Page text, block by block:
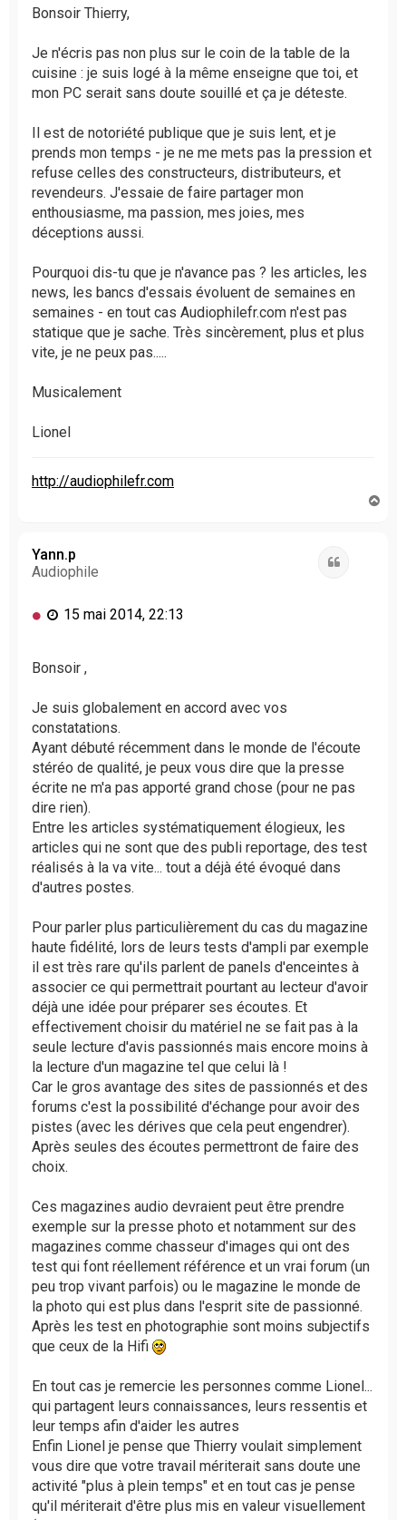
s
e
n
o
l
u
Bonsoir Thierry,
Je n'écris pas non plus sur le coin de la table de la
cuisine : je suis logé à la même enseigne que toi, et
mon PC serait sans doute souillé et ça je déteste.
Il est de notoriété publique que je suis lent, et je
prends mon temps - je ne me mets pas la pression et
refuse celles des constructeurs, distributeurs, et
revendeurs. J'essaie de faire partager mon
enthousiasme, ma passion, mes joies, mes
déceptions aussi.
Pourquoi dis-tu que je n'avance pas ? les articles, les
news, les bancs d'essais évoluent de semaines en
semaines - en tout cas Audiophilefr.com n'est pas
statique que je sache. Très sincèrement, plus et plus
vite, je ne peux pas.....
Musicalement
Lionel
http://audiophilefr.com
Yann.p
Audiophile
M
s
e
n
o
n
l
u
15 mai 2014, 22:13
Bonsoir ,
Je suis globalement en accord avec vos
constatations.
Ayant débuté récemment dans le monde de l'écoute
stéréo de qualité, je peux vous dire que la presse
écrite ne m'a pas apporté grand chose (pour ne pas
dire rien).
Entre les articles systématiquement élogieux, les
articles qui ne sont que des publi reportage, des test
réalisés à la va vite... tout a déjà été évoqué dans
d'autres postes.
Pour parler plus particulièrement du cas du magazine
haute fidélité, lors de leurs tests d'ampli par exemple
il est très rare qu'ils parlent de panels d'enceintes à
associer ce qui permettrait pourtant au lecteur d'avoir
déjà une idée pour préparer ses écoutes. Et
effectivement choisir du matériel ne se fait pas à la
seule lecture d'avis passionnés mais encore moins à
la lecture d'un magazine tel que celui là !
Car le gros avantage des sites de passionnés et des
forums c'est la possibilité d'échange pour avoir des
pistes (avec les dérives que cela peut engendrer).
Après seules des écoutes permettront de faire des
choix.
Ces magazines audio devraient peut être prendre
exemple sur la presse photo et notamment sur des
magazines comme chasseur d'images qui ont des
test qui font réellement référence et un vrai forum (un
peu trop vivant parfois) ou le magazine le monde de
la photo qui est plus dans l'esprit site de passionné.
Après les test en photographie sont moins subjectifs
que ceux de la Hifi
En tout cas je remercie les personnes comme Lionel...
qui partagent leurs connaissances, leurs ressentis et
leur temps afin d'aider les autres
Enfin Lionel je pense que Thierry voulait simplement
vous dire que votre travail mériterait sans doute une
activité "plus à plein temps" et en tout cas je pense
qu'il mériterait d'être plus mis en valeur visuellement